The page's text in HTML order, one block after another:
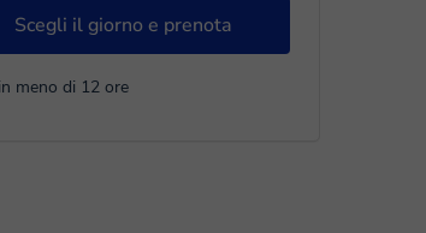
Scegli il giorno e prenota
meno di 12 ore